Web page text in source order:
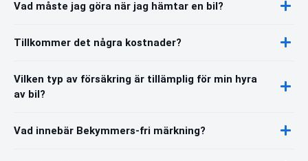
Vad måste jag göra när jag hämtar en bil?
Tillkommer det några kostnader?
Vilken typ av försäkring är tillämplig för min hyra
av bil?
Vad innebär Bekymmers-fri märkning?